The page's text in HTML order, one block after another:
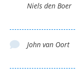
Niels den Boer
John van Oort